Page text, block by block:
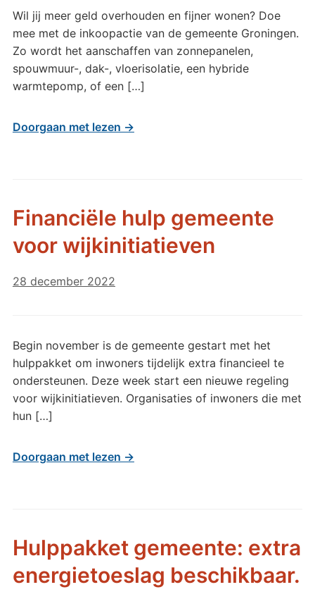
Wil jij meer geld overhouden en fijner wonen? Doe
mee met de inkoopactie van de gemeente Groningen.
Zo wordt het aanschaffen van zonnepanelen,
spouwmuur-, dak-, vloerisolatie, een hybride
warmtepomp, of een […]
Doorgaan met lezen →
Financiële hulp gemeente
voor wijkinitiatieven
28 december 2022
Begin november is de gemeente gestart met het
hulppakket om inwoners tijdelijk extra financieel te
ondersteunen. Deze week start een nieuwe regeling
voor wijkinitiatieven. Organisaties of inwoners die met
hun […]
Doorgaan met lezen →
Hulppakket gemeente: extra
energietoeslag beschikbaar.